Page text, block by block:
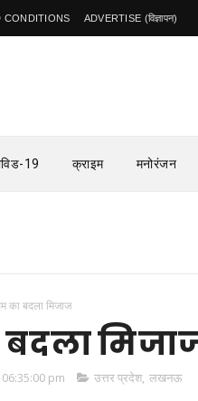
CONDITIONS ADVERTISE (विज्ञापन)
19 क्राइम मनोरंजन
का बदला मिजाज
pm उत्तर प्रदेश, लखनऊ